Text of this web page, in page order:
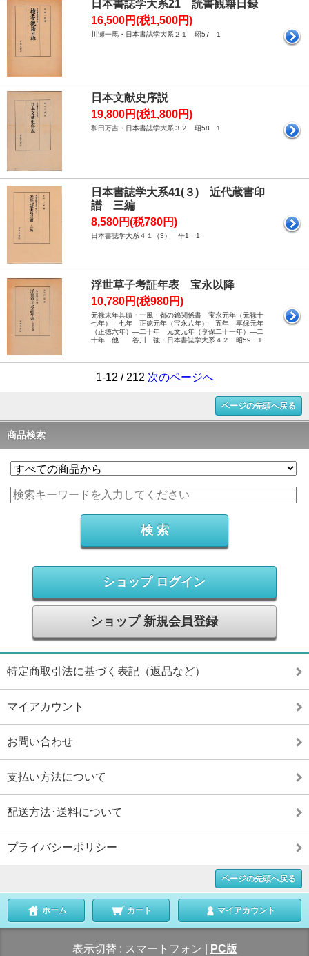
日本書誌学大系21 読書観籍日録
16,500円(税1,500円)
川瀬一馬・日本書誌学大系２１ 昭57 1
日本文献史序説
19,800円(税1,800円)
和田万吉・日本書誌学大系３２ 昭58 1
日本書誌学大系41(３) 近代蔵書印
譜 三編
8,580円(税780円)
日本書誌学大系４１（3） 平1 1
浮世草子考証年表 宝永以降
10,780円(税980円)
元禄末年其磧・一風・都の錦関係書 宝永元年（元禄十
七年）―七年 正徳元年（宝永八年）―五年 享保元年
（正徳六年）―二十年 元文元年（享保二十一年）―二
十年 他 谷川 強・日本書誌学大系４２ 昭59 1
1-12 / 212 次のページへ
ページの先頭へ戻る
商品検索
ショップ ログイン
ショップ 新規会員登録
特定商取引法に基づく表記（返品など）
マイアカウント
お問い合わせ
支払い方法について
配送方法･送料について
プライバシーポリシー
ページの先頭へ戻る
ホーム カート マイアカウント
表示切替 : スマートフォン PC版